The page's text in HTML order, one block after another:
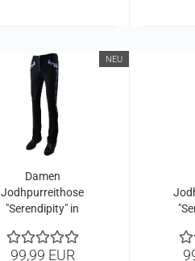
NEU
Damen
Jodhpurreithose
"Serendipity" in
99,99 EUR